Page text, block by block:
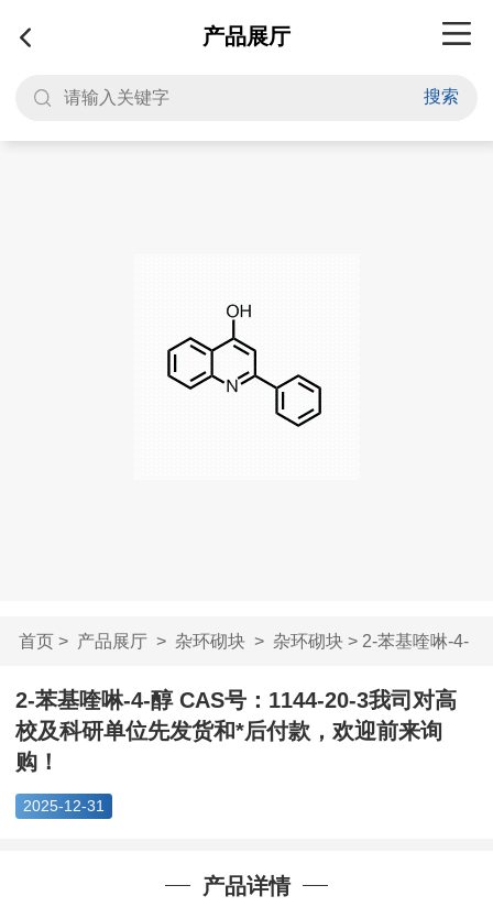
产品展厅
搜索
首页> 产品展厅> 杂环砌块> 杂环砌块> 2-苯基喹啉-4-
醇 CAS号：1144-...
2-苯基喹啉-4-醇 CAS号：1144-20-3我司对高
校及科研单位先发货和*后付款，欢迎前来询
购！
2025-12-31
产品详情